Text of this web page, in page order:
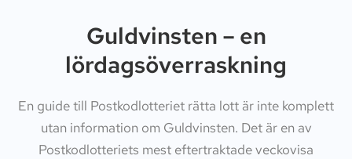
Guldvinsten – en
lördagsöverraskning
En guide till Postkodlotteriet rätta lott är inte komplett
utan information om Guldvinsten. Det är en av
Postkodlotteriets mest eftertraktade veckovisa